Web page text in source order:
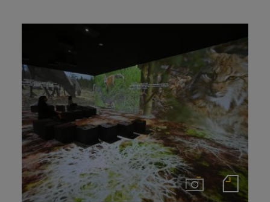
ImágenesNotas de prensa